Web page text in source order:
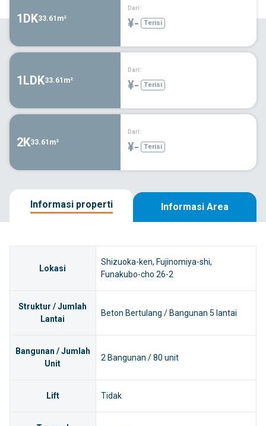
1DK33.61m²
Dari:
¥- Terisi
1LDK33.61m²
Dari:
¥- Terisi
2K33.61m²
Dari:
¥- Terisi
Informasi properti Informasi Area
Lokasi
Shizuoka-ken, Fujinomiya-shi,
Funakubo-cho 26-2
Struktur / Jumlah
Lantai
Beton Bertulang / Bangunan 5 lantai
Bangunan / Jumlah
Unit
2 Bangunan / 80 unit
Lift Tidak